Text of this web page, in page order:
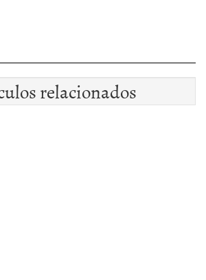
relacionados